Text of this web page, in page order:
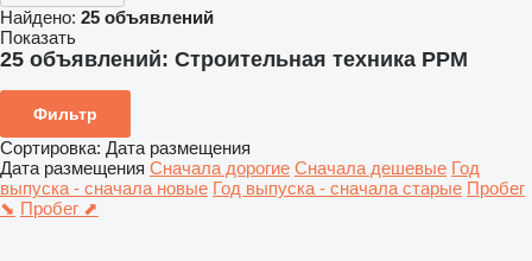
Найдено: 25 объявлений
Показать
25 объявлений: Строительная техника PPM
Фильтр
Сортировка: Дата размещения
Дата размещения Сначала дорогие Сначала дешевые Год
выпуска - сначала новые Год выпуска - сначала старые Пробег
⬊ Пробег ⬈